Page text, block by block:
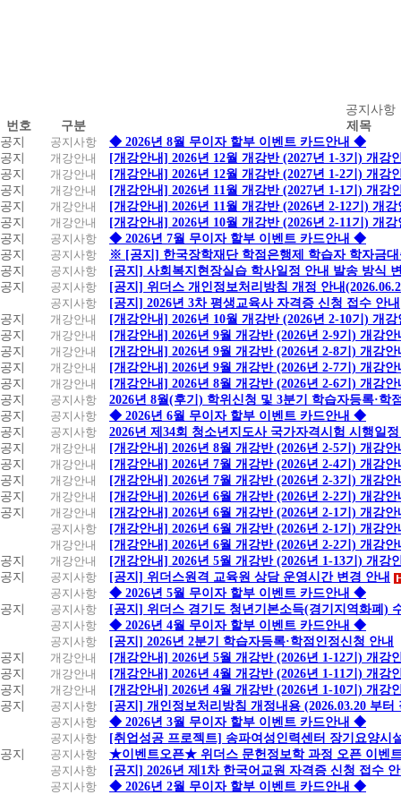
지
사
항
공지사항
번호
구분
제목
공지
공지사항
◆ 2026년 8월 무이자 할부 이벤트 카드안내 ◆
공지
개강안내
[개강안내] 2026년 12월 개강반 (2027년 1-3기) 개강
공지
개강안내
[개강안내] 2026년 12월 개강반 (2027년 1-2기) 개강
공지
개강안내
[개강안내] 2026년 11월 개강반 (2027년 1-1기) 개강
공지
개강안내
[개강안내] 2026년 11월 개강반 (2026년 2-12기) 개강
공지
개강안내
[개강안내] 2026년 10월 개강반 (2026년 2-11기) 개강
공지
공지사항
◆ 2026년 7월 무이자 할부 이벤트 카드안내 ◆
공지
공지사항
※ [공지] 한국장학재단 학점은행제 학습자 학자금
공지
공지사항
[공지] 사회복지현장실습 학사일정 안내 발송 방식
공지
공지사항
[공지] 위더스 개인정보처리방침 개정 안내
공지사항
[공지] 2026년 3차 평생교육사 자격증 신청 접수 안내
공지
개강안내
[개강안내] 2026년 10월 개강반 (2026년 2-10기) 개강
공지
개강안내
[개강안내] 2026년 9월 개강반 (2026년 2-9기) 개강안
공지
개강안내
[개강안내] 2026년 9월 개강반 (2026년 2-8기) 개강안
공지
개강안내
[개강안내] 2026년 9월 개강반 (2026년 2-7기) 개강안
공지
개강안내
[개강안내] 2026년 8월 개강반 (2026년 2-6기) 개강안
공지
공지사항
2026년 8월(후기) 학위신청 및 3분기 학습자등록·학
공지
공지사항
◆ 2026년 6월 무이자 할부 이벤트 카드안내 ◆
공지
공지사항
2026년 제34회 청소년지도사 국가자격시험 시행일
공지
개강안내
[개강안내] 2026년 8월 개강반 (2026년 2-5기) 개강안
공지
개강안내
[개강안내] 2026년 7월 개강반 (2026년 2-4기) 개강안
공지
개강안내
[개강안내] 2026년 7월 개강반 (2026년 2-3기) 개강안
공지
개강안내
[개강안내] 2026년 6월 개강반 (2026년 2-2기) 개강안
공지
개강안내
[개강안내] 2026년 6월 개강반 (2026년 2-1기) 개강안
공지사항
[개강안내] 2026년 6월 개강반 (2026년 2-1기) 개강안
개강안내
[개강안내] 2026년 6월 개강반 (2026년 2-2기) 개강안
공지
개강안내
[개강안내] 2026년 5월 개강반 (2026년 1-13기) 개강
공지
공지사항
[공지] 위더스원격 교육원 상담 운영시간 변경 안내
공지사항
◆ 2026년 5월 무이자 할부 이벤트 카드안내 ◆
공지
공지사항
[공지] 위더스 경기도 청년기본소득(경기지역화폐)
공지사항
◆ 2026년 4월 무이자 할부 이벤트 카드안내 ◆
공지사항
[공지] 2026년 2분기 학습자등록·학점인정신청 안내
공지
개강안내
[개강안내] 2026년 5월 개강반 (2026년 1-12기) 개강
공지
개강안내
[개강안내] 2026년 4월 개강반 (2026년 1-11기) 개강
공지
개강안내
[개강안내] 2026년 4월 개강반 (2026년 1-10기) 개강
공지
공지사항
[공지] 개인정보처리방침 개정내용 (2026.03.20 부터
공지사항
◆ 2026년 3월 무이자 할부 이벤트 카드안내 ◆
공지사항
[취업성공 프로젝트] 송파여성인력센터 장기요양시
공지
공지사항
★이벤트오픈★ 위더스 문헌정보학 과정 오픈 이벤
공지사항
[공지] 2026년 제1차 한국어교원 자격증 신청 접수
공지사항
◆ 2026년 2월 무이자 할부 이벤트 카드안내 ◆